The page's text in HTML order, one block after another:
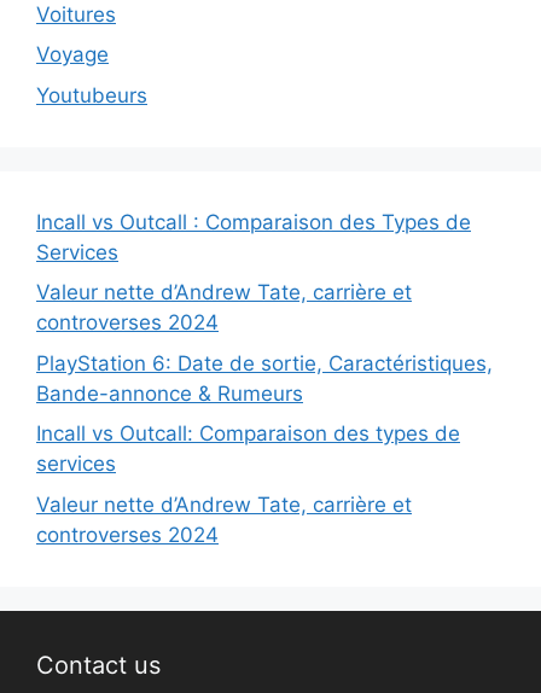
Voitures
Voyage
Youtubeurs
Incall vs Outcall : Comparaison des Types de
Services
Valeur nette d’Andrew Tate, carrière et
controverses 2024
PlayStation 6: Date de sortie, Caractéristiques,
Bande-annonce & Rumeurs
Incall vs Outcall: Comparaison des types de
services
Valeur nette d’Andrew Tate, carrière et
controverses 2024
Contact us